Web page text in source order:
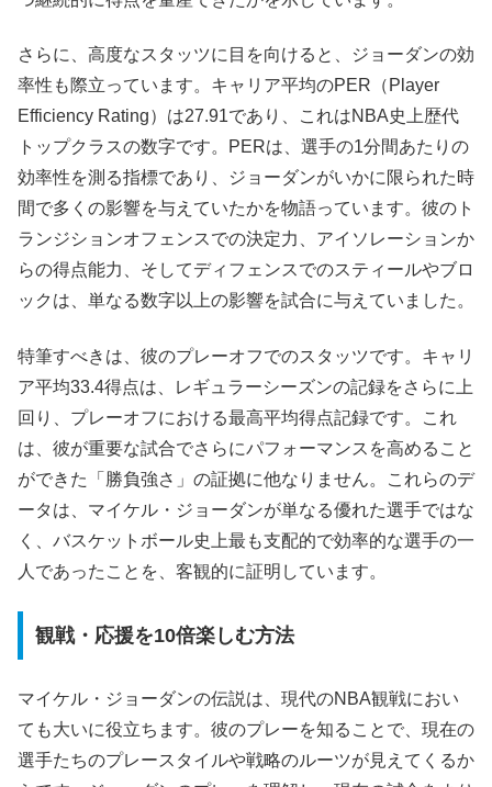
さらに、高度なスタッツに目を向けると、ジョーダンの効
率性も際立っています。キャリア平均のPER（Player
Efficiency Rating）は27.91であり、これはNBA史上歴代
トップクラスの数字です。PERは、選手の1分間あたりの
効率性を測る指標であり、ジョーダンがいかに限られた時
間で多くの影響を与えていたかを物語っています。彼のト
ランジションオフェンスでの決定力、アイソレーションか
らの得点能力、そしてディフェンスでのスティールやブロ
ックは、単なる数字以上の影響を試合に与えていました。
特筆すべきは、彼のプレーオフでのスタッツです。キャリ
ア平均33.4得点は、レギュラーシーズンの記録をさらに上
回り、プレーオフにおける最高平均得点記録です。これ
は、彼が重要な試合でさらにパフォーマンスを高めること
ができた「勝負強さ」の証拠に他なりません。これらのデ
ータは、マイケル・ジョーダンが単なる優れた選手ではな
く、バスケットボール史上最も支配的で効率的な選手の一
人であったことを、客観的に証明しています。
観戦・応援を10倍楽しむ方法
マイケル・ジョーダンの伝説は、現代のNBA観戦におい
ても大いに役立ちます。彼のプレーを知ることで、現在の
選手たちのプレースタイルや戦略のルーツが見えてくるか